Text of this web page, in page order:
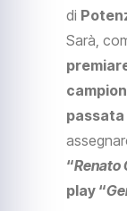
di
Sarà,
“Renato
play “